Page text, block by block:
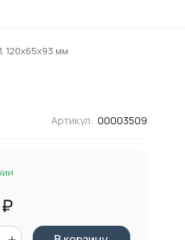
120х65х93 мм
Артикул: 00003509
₽